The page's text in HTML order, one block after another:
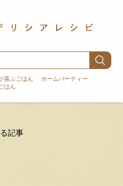
喜ぶごはん
ホームパーティー
はん
記事